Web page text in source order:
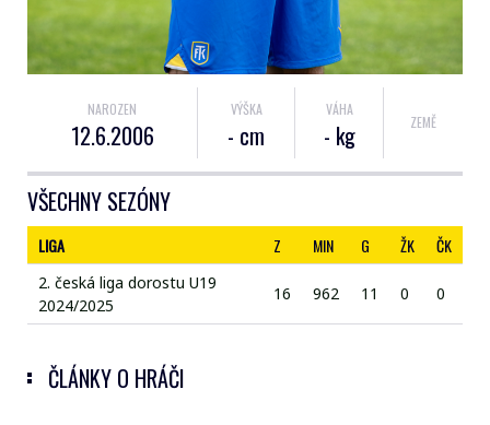
NAROZEN
12.6.2006
VÝŠKA
- cm
VÁHA
- kg ZEMĚ
VŠECHNY SEZÓNY
LIGA Z MIN G ŽK ČK
2. česká liga dorostu U19
2024/2025
16 962 11 0 0
ČLÁNKY O HRÁČI